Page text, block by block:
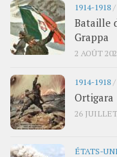
1914-1918 /
Bataille
Grappa
2 AOÛT
1914-1918 /
Ortigara
26
ÉTATS-